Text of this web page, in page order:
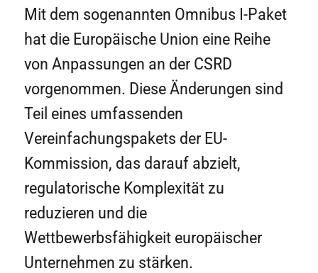
Mit dem sogenannten Omnibus I-Paket
hat die Europäische Union eine Reihe
von Anpassungen an der CSRD
vorgenommen. Diese Änderungen sind
Teil eines umfassenden
Vereinfachungspakets der EU-
Kommission, das darauf abzielt,
regulatorische Komplexität zu
reduzieren und die
Wettbewerbsfähigkeit europäischer
Unternehmen zu stärken.